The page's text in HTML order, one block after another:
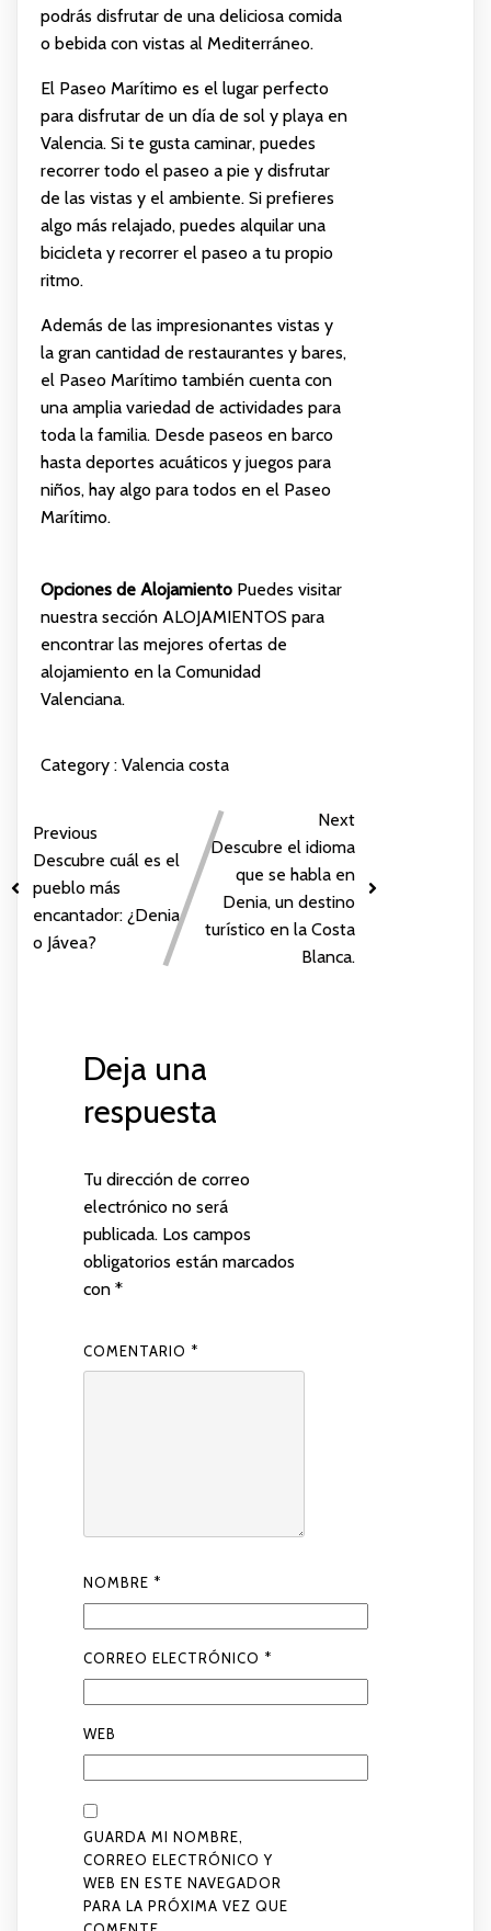
podrás disfrutar de una deliciosa comida
o bebida con vistas al Mediterráneo.
El Paseo Marítimo es el lugar perfecto
para disfrutar de un día de sol y playa en
Valencia. Si te gusta caminar, puedes
recorrer todo el paseo a pie y disfrutar
de las vistas y el ambiente. Si prefieres
algo más relajado, puedes alquilar una
bicicleta y recorrer el paseo a tu propio
ritmo.
Además de las impresionantes vistas y
la gran cantidad de restaurantes y bares,
el Paseo Marítimo también cuenta con
una amplia variedad de actividades para
toda la familia. Desde paseos en barco
hasta deportes acuáticos y juegos para
niños, hay algo para todos en el Paseo
Marítimo.
Opciones de AlojamientoPuedes visitar
nuestra sección ALOJAMIENTOS para
encontrar las mejores ofertas de
alojamiento en la Comunidad
Valenciana.
Category : Valencia costa
Previous
Descubre cuál es el
pueblo más
encantador: ¿Denia
o Jávea?
Next
Descubre el idioma
que se habla en
Denia, un destino
turístico en la Costa
Blanca.
Deja una
respuesta
Tu dirección de correo
electrónico no será
publicada. Los campos
obligatorios están marcados
con *
COMENTARIO *
NOMBRE *
CORREO ELECTRÓNICO *
WEB
GUARDA MI NOMBRE,
CORREO ELECTRÓNICO Y
WEB EN ESTE NAVEGADOR
PARA LA PRÓXIMA VEZ QUE